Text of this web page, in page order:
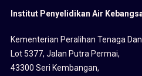
Institut Penyelidikan Air
Kementerian Peralihan Tenaga
Lot 5377, Jalan Putra Permai,
43300 Seri Kembangan,